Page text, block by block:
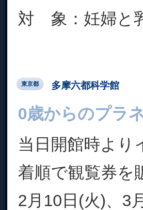
対 象：妊婦と
東京都 多摩六都科学館
0歳からのプラ
当日開館時より
着順で観覧券を
2月10日(火)、3